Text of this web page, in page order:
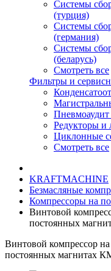
Системы
(турция)
Системы
(германия)
Системы
(беларусь)
Смотреть все
Фильтры и
Редукторы и
Циклонные
Смотреть все
KRAFTMACHINE
Безмасляные
Компрессоры на
Винтовой
постоянных
Винтовой компрессор
постоянных магнитах